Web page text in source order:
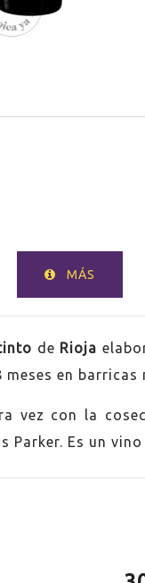
MÁS
75cl
14,0%
de Rioja
en barricas
vez con la
Parker. Es un